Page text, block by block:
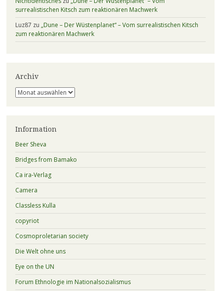
surrealistischen Kitsch zum reaktionären Machwerk
Luz87 zu „Dune – Der Wüstenplanet“ – Vom surrealistischen Kitsch
zum reaktionären Machwerk
Archiv
Archiv
Information
Beer Sheva
Bridges from Bamako
Ca ira-Verlag
Camera
Classless Kulla
copyriot
Cosmoproletarian society
Die Welt ohne uns
Eye on the UN
Forum Ethnologie im Nationalsozialismus